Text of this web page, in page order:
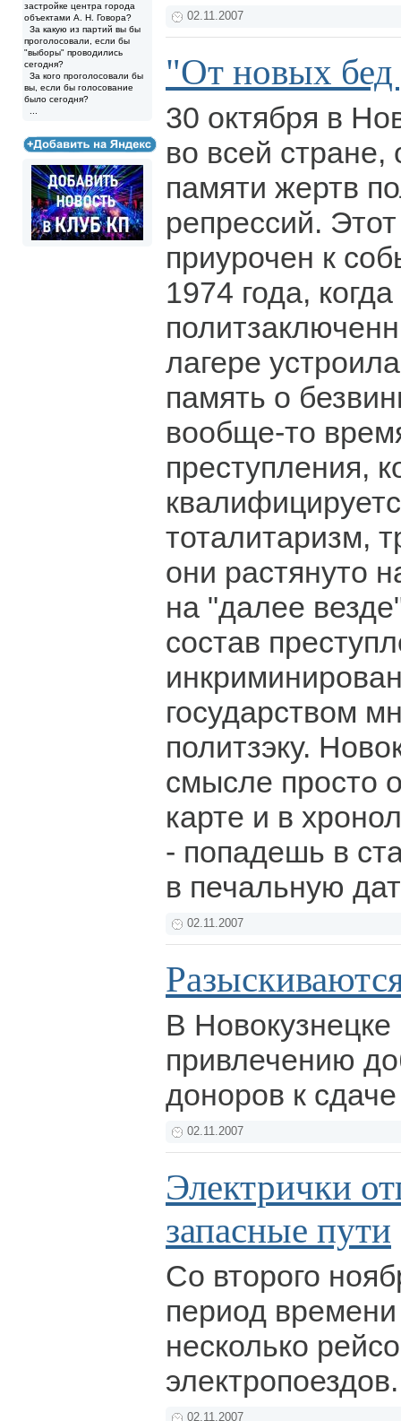
застройке центра города
объектами А. Н. Говора?
За какую из партий вы бы
проголосовали, если бы
"выборы" проводились
сегодня?
За кого проголосовали бы
вы, если бы голосование
было сегодня?
02.11.2007
"От новых бед
30 октября в
во всей
памяти жертв
репрессий.
приурочен к
1974 года, когда
лагере
память о
вообще-то
преступления,
тоталитаризм,
они растянуто
на "далее
состав
государством
политзэку.
смысле просто
карте и в
- попадешь в
в печальную
02.11.2007
В Новокузнецке
привлечению
доноров к
02.11.2007
Электрички
запасные пути
Со второго
период
несколько
02.11.2007